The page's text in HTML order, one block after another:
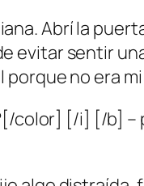
Abrí la
evitar sentir
no era
color] [/i] [/b] –